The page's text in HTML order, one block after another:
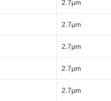
2.7µm
2.7µm
2.7µm
2.7µm
2.7µm